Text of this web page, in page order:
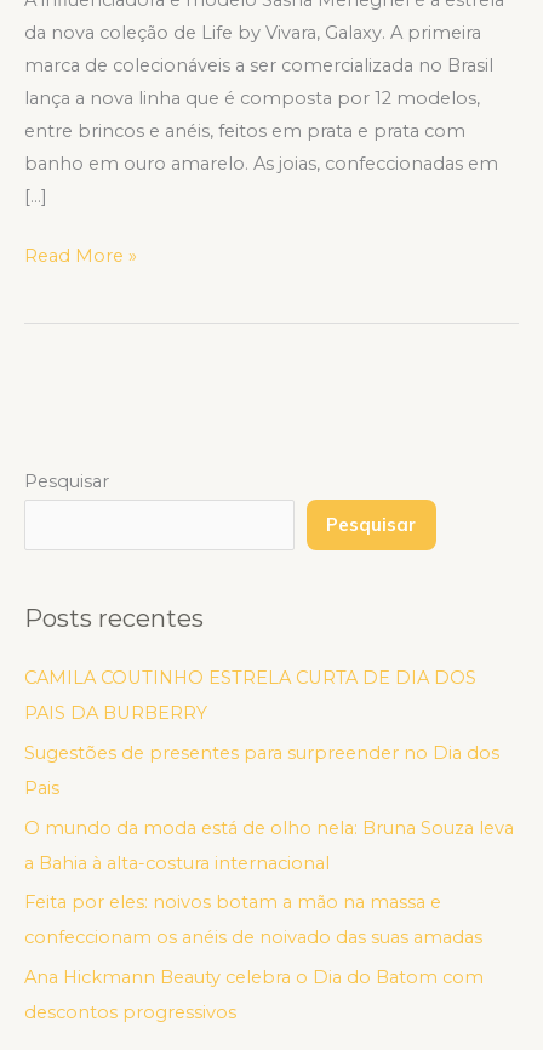
da nova coleção de Life by Vivara, Galaxy. A primeira
marca de colecionáveis a ser comercializada no Brasil
lança a nova linha que é composta por 12 modelos,
entre brincos e anéis, feitos em prata e prata com
banho em ouro amarelo. As joias, confeccionadas em
[…]
Read More »
Pesquisar
Pesquisar
Posts recentes
CAMILA COUTINHO ESTRELA CURTA DE DIA DOS
PAIS DA BURBERRY
Sugestões de presentes para surpreender no Dia dos
Pais
O mundo da moda está de olho nela: Bruna Souza leva
a Bahia à alta-costura internacional
Feita por eles: noivos botam a mão na massa e
confeccionam os anéis de noivado das suas amadas
Ana Hickmann Beauty celebra o Dia do Batom com
descontos progressivos